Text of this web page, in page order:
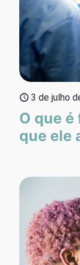
3 de julho
O que
que ele